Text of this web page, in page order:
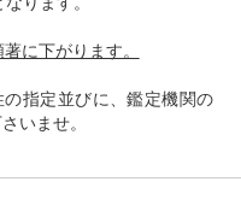
に下がります。
指定並びに、鑑定機関の
いませ。